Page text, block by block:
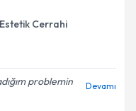
ile bilgilendireceğiz.
Cerrahi
problemin
Devamı